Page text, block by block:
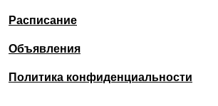
Расписание
Объявления
Политика конфиденциальности